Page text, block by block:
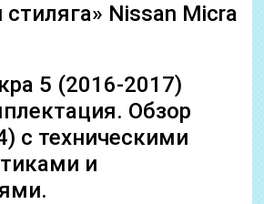
стиляга» Nissan Micra
5 (2016-2017)
Обзор
с техническими
и